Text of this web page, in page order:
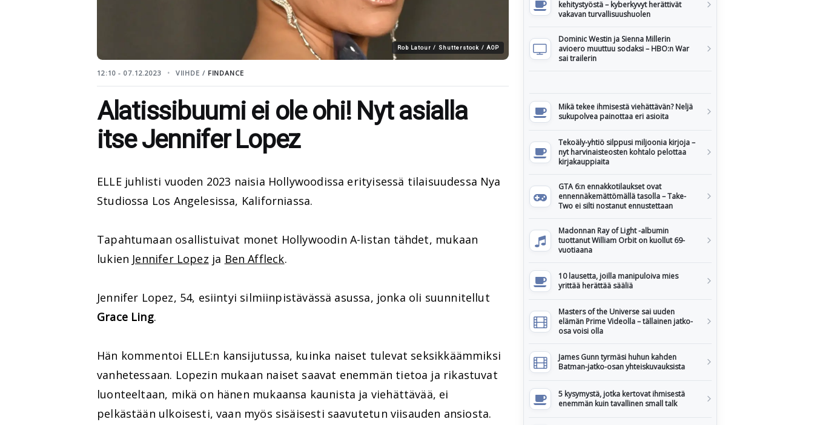
Rob Latour / Shutterstock / AOP
12:10 - 07.12.2023 VIIHDE / FINDANCE
Alatissibuumi ei ole ohi! Nyt asialla
itse Jennifer Lopez
ELLE juhlisti vuoden 2023 naisia Hollywoodissa erityisessä tilaisuudessa Nya
Studiossa Los Angelesissa, Kaliforniassa.
Tapahtumaan osallistuivat monet Hollywoodin A-listan tähdet, mukaan
lukien Jennifer Lopez ja Ben Affleck.
Jennifer Lopez, 54, esiintyi silmiinpistävässä asussa, jonka oli suunnitellut
Grace Ling.
Hän kommentoi ELLE:n kansijutussa, kuinka naiset tulevat seksikkäämmiksi
vanhetessaan. Lopezin mukaan naiset saavat enemmän tietoa ja rikastuvat
luonteeltaan, mikä on hänen mukaansa kaunista ja viehättävää, ei
pelkästään ulkoisesti, vaan myös sisäisesti saavutetun viisauden ansiosta.
kehitystyöstä – kyberkyvyt herättivät
vakavan turvallisuushuolen
Dominic Westin ja Sienna Millerin
avioero muuttuu sodaksi – HBO:n War
sai trailerin
Mikä tekee ihmisestä viehättävän? Neljä
sukupolvea painottaa eri asioita
Tekoäly-yhtiö silppusi miljoonia kirjoja –
nyt harvinaisteosten kohtalo pelottaa
kirjakauppiaita
GTA 6:n ennakkotilaukset ovat
ennennäkemättömällä tasolla – Take-
Two ei silti nostanut ennustettaan
Madonnan Ray of Light -albumin
tuottanut William Orbit on kuollut 69-
vuotiaana
10 lausetta, joilla manipuloiva mies
yrittää herättää sääliä
Masters of the Universe sai uuden
elämän Prime Videolla – tällainen jatko-
osa voisi olla
James Gunn tyrmäsi huhun kahden
Batman-jatko-osan yhteiskuvauksista
5 kysymystä, jotka kertovat ihmisestä
enemmän kuin tavallinen small talk